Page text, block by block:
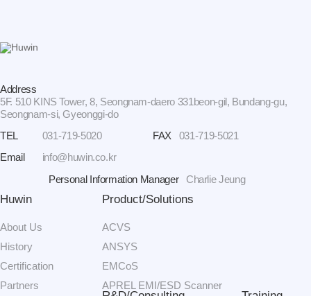
Address
5F. 510 KINS Tower, 8, Seongnam-daero 331beon-gil, Bundang-gu,
Seongnam-si, Gyeonggi-do
TEL
031-719-5020 FAX
031-719-5021
Email
info@huwin.co.kr
Personal Information Manager
Charlie Jeung
Huwin
About Us
History
Certification
Partners
Product/Solutions
ACVS
ANSYS
EMCoS
APREL EMI/ESD Scanner